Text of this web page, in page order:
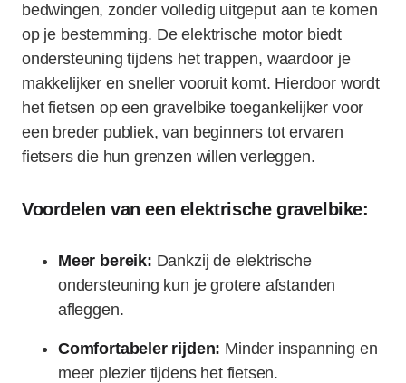
bedwingen, zonder volledig uitgeput aan te komen
op je bestemming. De elektrische motor biedt
ondersteuning tijdens het trappen, waardoor je
makkelijker en sneller vooruit komt. Hierdoor wordt
het fietsen op een gravelbike toegankelijker voor
een breder publiek, van beginners tot ervaren
fietsers die hun grenzen willen verleggen.
Voordelen van een elektrische gravelbike:
Meer bereik: Dankzij de elektrische
ondersteuning kun je grotere afstanden
afleggen.
Comfortabeler rijden: Minder inspanning en
meer plezier tijdens het fietsen.